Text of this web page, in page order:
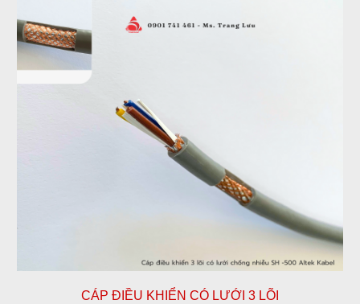
CÁP ĐIỀU KHIỂN CÓ LƯỚI 3 LÕI